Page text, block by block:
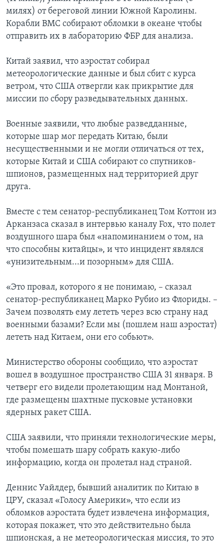
милях) от береговой линии Южной Каролины.
Корабли ВМС собирают обломки в океане чтобы
отправить их в лабораторию ФБР для анализа.
Китай заявил, что аэростат собирал
метеорологические данные и был сбит с курса
ветром, что США отвергли как прикрытие для
миссии по сбору разведывательных данных.
Военные заявили, что любые разведданные,
которые шар мог передать Китаю, были
несущественными и не могли отличаться от тех,
которые Китай и США собирают со спутников-
шпионов, размещенных над территорией друг
друга.
Вместе с тем сенатор-республиканец Том Коттон из
Арканзаса сказал в интервью каналу Fox, что полет
воздушного шара был «напоминанием о том, на
что способны китайцы», и что инцидент являлся
«унизительным...и позорным» для США.
«Это провал, которого я не понимаю, – сказал
сенатор-республиканец Марко Рубио из Флориды. –
Зачем позволять ему лететь через всю страну над
военными базами? Если мы (пошлем наш аэростат)
лететь над Китаем, они его собьют».
Министерство обороны сообщило, что аэростат
вошел в воздушное пространство США 31 января. В
четверг его видели пролетающим над Монтаной,
где размещены шахтные пусковые установки
ядерных ракет США.
США заявили, что приняли технологические меры,
чтобы помешать шару собрать какую-либо
информацию, когда он пролетал над страной.
Деннис Уайлдер, бывший аналитик по Китаю в
ЦРУ, сказал «Голосу Америки», что если из
обломков аэростата будет извлечена информация,
которая покажет, что это действительно была
шпионская, а не метеорологическая миссия, то это